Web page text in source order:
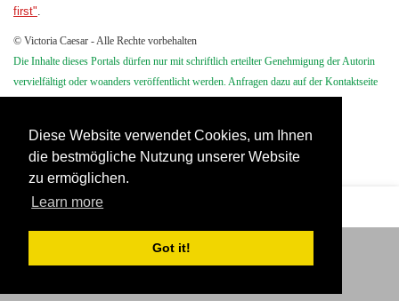
Diese Website verwendet Cookies, um Ihnen
die bestmögliche Nutzung unserer Website
zu ermöglichen.
Learn more
Got it!
first".
© Victoria Caesar - Alle Rechte vorbehalten
Die Inhalte dieses Portals dürfen nur mit schriftlich erteilter Genehmigung der Autorin
vervielfältigt oder woanders veröffentlicht werden. Anfragen dazu auf der Kontaktseite
Anzahl der Ansichten (4278)
Nutzungsbedingungen